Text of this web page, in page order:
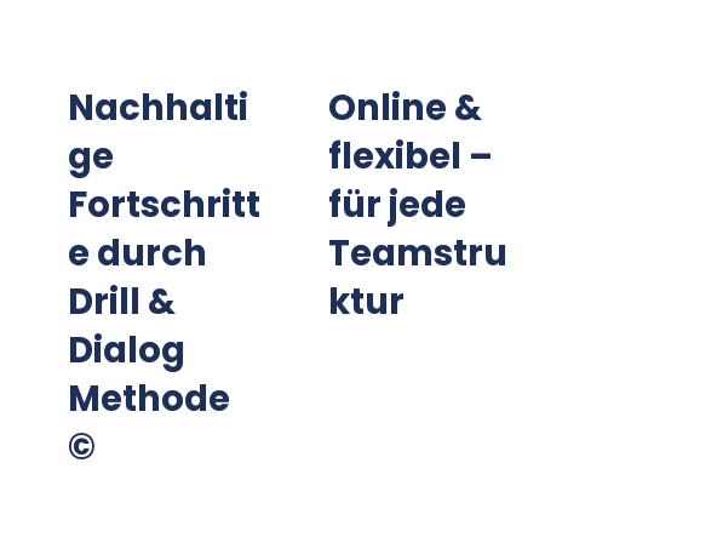
Nachhalti
ge
Fortschritt
e durch
Drill &
Dialog
Methode
©
Online &
flexibel –
für jede
Teamstru
ktur